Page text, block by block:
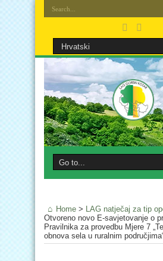
Home > LAG natječaj za tip
Otvoreno novo E-savjetovanje o
Pravilnika za provedbu Mjere 7
obnova sela u ruralnim